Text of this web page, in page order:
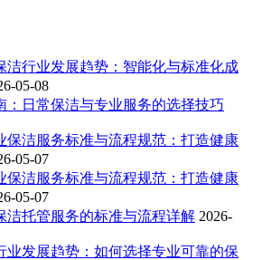
洁行业发展趋势：智能化与标准化成
05-08
：日常保洁与专业服务的选择技巧
保洁服务标准与流程规范：打造健康
05-07
保洁服务标准与流程规范：打造健康
05-07
洁托管服务的标准与流程详解 2026-
业发展趋势：如何选择专业可靠的保